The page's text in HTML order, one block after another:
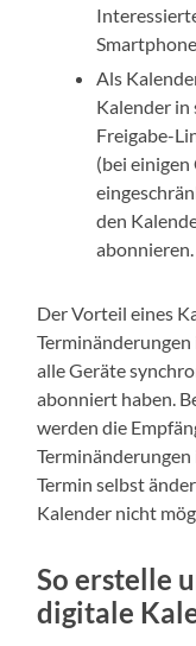
Als
Kalender in
Freigabe-
(bei
den
abonnieren.
Der Vorteil eines
alle Geräte
abonniert haben.
werden die
Termin selbst
Kalender nicht
So erstelle
digitale